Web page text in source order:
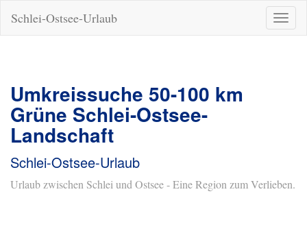
ein-/
Schlei-Ostsee-Urlaub
Umkreissuche 50-100 km
Grüne Schlei-Ostsee-
Landschaft
Schlei-Ostsee-Urlaub
Urlaub zwischen Schlei und Ostsee - Eine Region zum Verlieben.